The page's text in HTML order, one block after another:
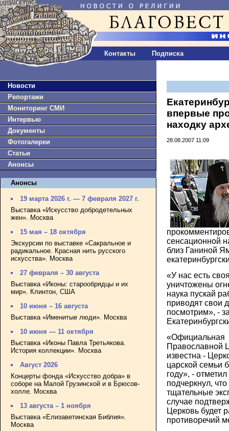
Контакты Подписка
Новости
Репортажи
Мониторинг СМИ
Интервью
Документы
Фотогалереи
Статьи
Анонсы
Анонсы
19 марта 2026 г. — 7 февраля 2027 г.
Выставка «Искусство добродетельных
жен». Москва
15 мая – 18 октября
Экскурсии по выставке «Сакральное и
радикальное. Красная нить русского
искусства». Москва
27 февраля – 30 августа
Выставка «Иконы: старообрядцы и их
мир». Клинтон, США
10 июня – 16 августа
Выставка «Именитые люди». Москва
10 июня — 11 октября
Выставка «Иконы Павла Третьякова.
История коллекции». Москва
Август 2026
Концерты фонда «Искусство добра» в
соборе на Малой Грузинской и в Брюсов-
холле. Москва
13 августа – 1 ноября
Выставка «Елизаветинская Библия».
Москва
впервые
находку
28.08.2007 11:09
сенсационной
близ Ганиной
«У нас есть
уничтожены
наука пускай
приводят свои
посмотрим», -
«Официальная
Православной
известна -
царской семьи
году», -
подчеркнул,
тщательные
случае
Церковь будет
противоречий